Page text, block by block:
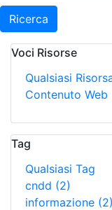
Ricerca
Voci Risorse
Qualsiasi
Contenuto Web
Tag
Qualsiasi Tag
cndd (2)
informazione (2)